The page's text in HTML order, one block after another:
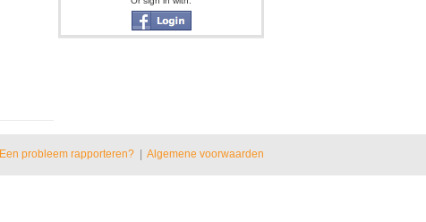
Een probleem rapporteren? Algemene voorwaarden